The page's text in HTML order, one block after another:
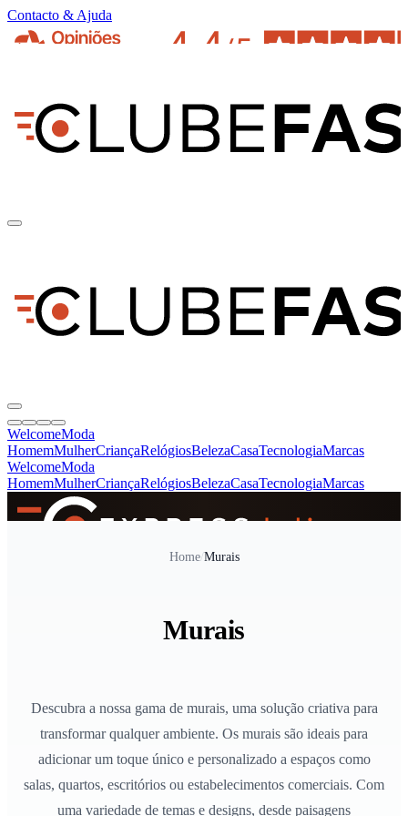
Contacto & Ajuda
WelcomeModa
HomemMulherCriançaRelógiosBelezaCasaTecnologiaMarcas
WelcomeModa
HomemMulherCriançaRelógiosBelezaCasaTecnologiaMarcas
Home/Murais
Murais
Descubra a nossa gama de murais, uma solução criativa para
transformar qualquer ambiente. Os murais são ideais para
adicionar um toque único e personalizado a espaços como
salas, quartos, escritórios ou estabelecimentos comerciais. Com
uma variedade de temas e designs, desde paisagens